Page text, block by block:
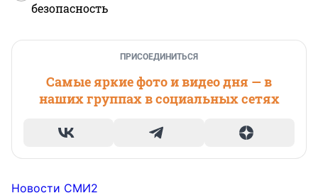
безопасность
ПРИСОЕДИНИТЬСЯ
Самые яркие фото и видео дня — в
наших группах в социальных сетях
Новости СМИ2